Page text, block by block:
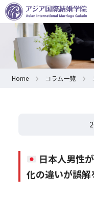
Home コラム一覧
日本人男性
化の違いが誤